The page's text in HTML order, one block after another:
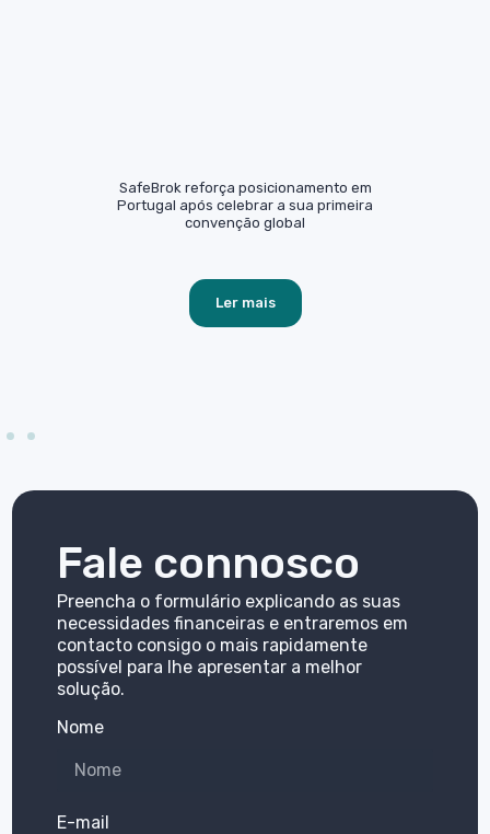
SafeBrok reforça posicionamento em
Portugal após celebrar a sua primeira
convenção global
Ler mais
Fale connosco
Preencha o formulário explicando as suas
necessidades financeiras e entraremos em
contacto consigo o mais rapidamente
possível para lhe apresentar a melhor
solução.
Nome
E-mail